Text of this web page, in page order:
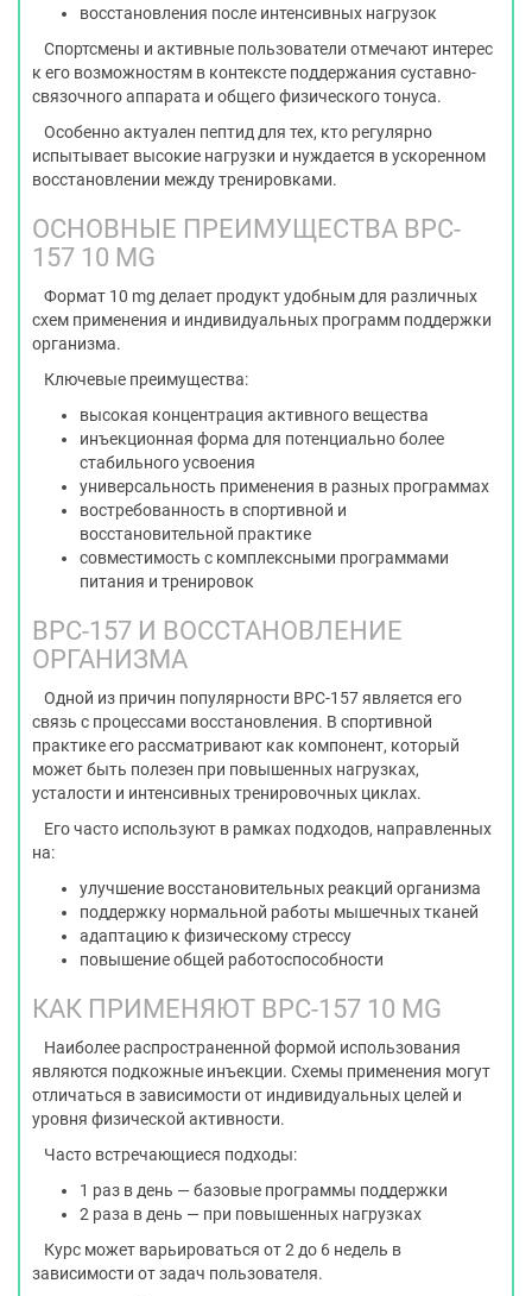
восстановления после интенсивных нагрузок
Спортсмены и активные пользователи отмечают интерес
к его возможностям в контексте поддержания суставно-
связочного аппарата и общего физического тонуса.
Особенно актуален пептид для тех, кто регулярно
испытывает высокие нагрузки и нуждается в ускоренном
восстановлении между тренировками.
ОСНОВНЫЕ ПРЕИМУЩЕСТВА BPC-
157 10 MG
Формат 10 mg делает продукт удобным для различных
схем применения и индивидуальных программ поддержки
организма.
Ключевые преимущества:
высокая концентрация активного вещества
инъекционная форма для потенциально более
стабильного усвоения
универсальность применения в разных программах
востребованность в спортивной и
восстановительной практике
совместимость с комплексными программами
питания и тренировок
BPC-157 И ВОССТАНОВЛЕНИЕ
ОРГАНИЗМА
Одной из причин популярности BPC-157 является его
связь с процессами восстановления. В спортивной
практике его рассматривают как компонент, который
может быть полезен при повышенных нагрузках,
усталости и интенсивных тренировочных циклах.
Его часто используют в рамках подходов, направленных
на:
улучшение восстановительных реакций организма
поддержку нормальной работы мышечных тканей
адаптацию к физическому стрессу
повышение общей работоспособности
КАК ПРИМЕНЯЮТ BPC-157 10 MG
Наиболее распространенной формой использования
являются подкожные инъекции. Схемы применения могут
отличаться в зависимости от индивидуальных целей и
уровня физической активности.
Часто встречающиеся подходы:
1 раз в день — базовые программы поддержки
2 раза в день — при повышенных нагрузках
Курс может варьироваться от 2 до 6 недель в
зависимости от задач пользователя.